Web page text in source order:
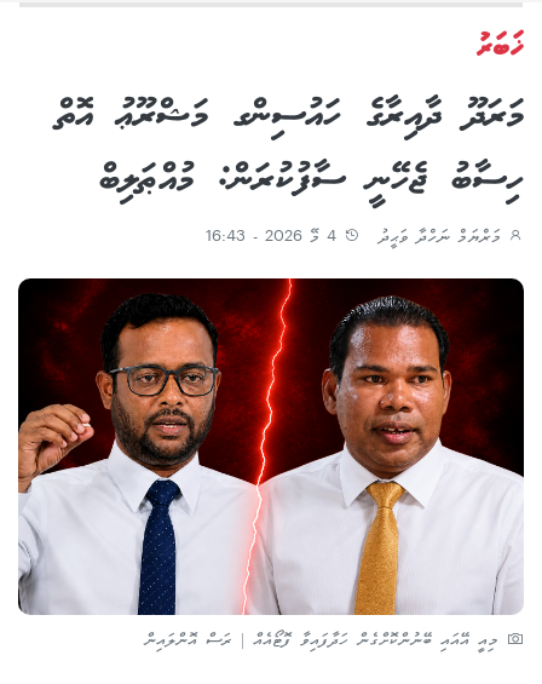
ޚަބަރު
މަރަދޫ ދާއިރާގެ ހައުސިންގ މަޝްރޫޢު އޮތް
ހިސާބު ޖެހޭނީ ސާފުކުރަން: މުއްޠަލިބް
މަރްޔަމް ނަހްދާ ވަޙީދު
މިއީ އޭއައި ބޭނުންކޮށްގެން ހަދާފައިވާ ފޮޓޯއެއް | ރަސް އޮންލައިން